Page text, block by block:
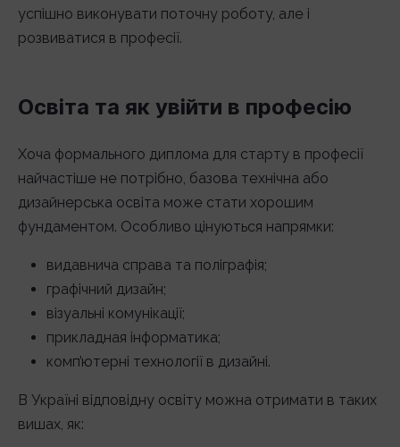
успішно виконувати поточну роботу, але і
розвиватися в професії.
Освіта та як увійти в професію
Хоча формального диплома для старту в професії
найчастіше не потрібно, базова технічна або
дизайнерська освіта може стати хорошим
фундаментом. Особливо цінуються напрямки:
видавнича справа та поліграфія;
графічний дизайн;
візуальні комунікації;
прикладная інформатика;
комп’ютерні технології в дизайні.
В Україні відповідну освіту можна отримати в таких
вишах, як: